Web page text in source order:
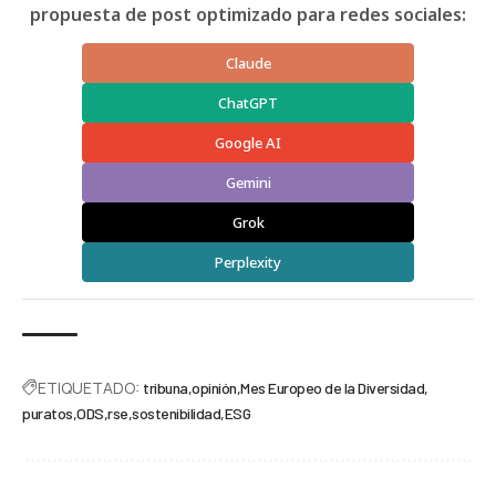
propuesta de post optimizado para redes sociales:
Claude
ChatGPT
Google AI
Gemini
Grok
Perplexity
ETIQUETADO: tribuna opinión Mes Europeo de la Diversidad
puratos ODS rse sostenibilidad ESG